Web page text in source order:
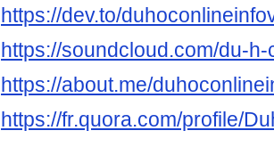
https://dev.to/
https://soundcloud.com/du-
https://about.me/
https://fr.quora.com/profile/